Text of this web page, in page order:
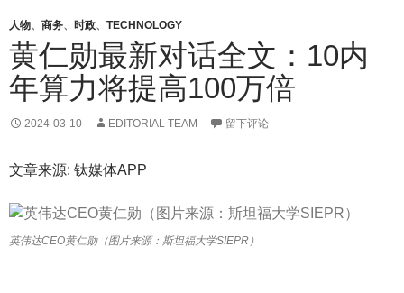
人物、 商务、 时政、 TECHNOLOGY
黄仁勋最新对话全文：10内
年算力将提高100万倍
2024-03-10 EDITORIAL TEAM 留下评论
文章来源: 钛媒体APP
英伟达CEO黄仁勋（图片来源：斯坦福大学SIEPR）